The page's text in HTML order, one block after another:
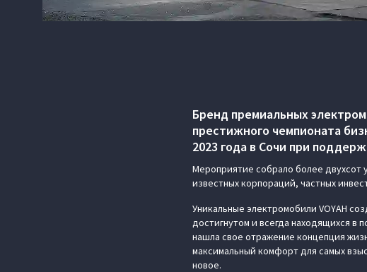
Бренд премиальных
престижного чемпионата
2023 года в Сочи при
Мероприятие собрало более двухсот
известных корпораций, частных
Уникальные электромобили VOYAH
достигнутом и всегда находящихся в
нашла свое отражение концепция
максимальный комфорт для самых
новое.